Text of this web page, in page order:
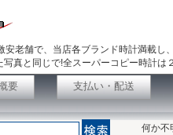
安老舗で、当店各ブランド時計満載
真と同じで!全スーパーコピー時計
要 支払い・配送
何か不